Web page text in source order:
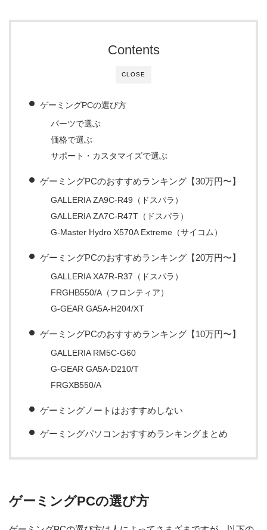
CLOSE
Contents
ゲーミングPCの選び方
パーツで選ぶ
価格で選ぶ
サポート・カスタマイズで選ぶ
ゲーミングPCのおすすめランキング【30万円〜】
GALLERIA ZA9C-R49（ドスパラ）
GALLERIA ZA7C-R47T（ドスパラ）
G-Master Hydro X570A Extreme（サイコム）
ゲーミングPCのおすすめランキング【20万円〜】
GALLERIA XA7R-R37（ドスパラ）
FRGHB550/A（フロンティア）
G-GEAR GA5A-H204/XT
ゲーミングPCのおすすめランキング【10万円〜】
GALLERIA RM5C-G60
G-GEAR GA5A-D210/T
FRGXB550/A
ゲーミングノートはおすすめしない
ゲーミングパソコンおすすめランキングまとめ
ゲーミングPCの選び方